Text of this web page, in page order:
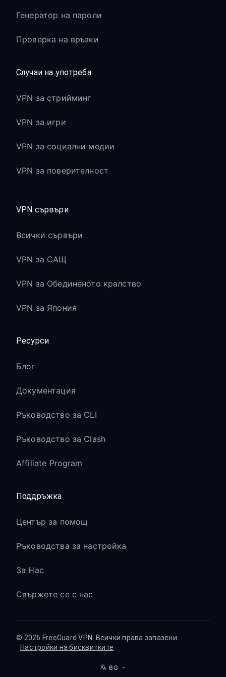
Генератор на пароли
Проверка на връзки
Случаи на употреба
VPN за стрийминг
VPN за игри
VPN за социални медии
VPN за поверителност
VPN сървъри
Всички сървъри
VPN за САЩ
VPN за Обединеното кралство
VPN за Япония
Ресурси
Блог
Документация
Ръководство за CLI
Ръководство за Clash
Affiliate Program
Поддръжка
Център за помощ
Ръководства за настройка
За Нас
Свържете се с нас
© 2026 FreeGuard VPN. Всички права запазени.
Настройки на бисквитките
BG